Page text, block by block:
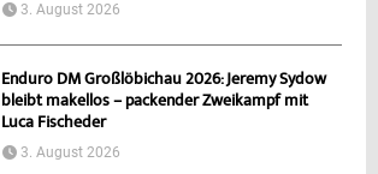
3. August 2026
Enduro DM Großlöbichau 2026: Jeremy Sydow
bleibt makellos – packender Zweikampf mit
Luca Fischeder
3. August 2026